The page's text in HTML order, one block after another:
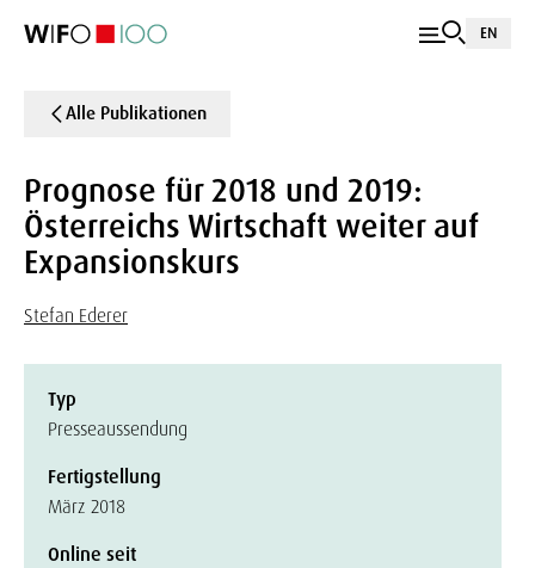
EN
Alle Publikationen
Prognose für 2018 und 2019:
Österreichs Wirtschaft weiter auf
Expansionskurs
Stefan Ederer
Typ
Presseaussendung
Fertigstellung
März 2018
Online seit